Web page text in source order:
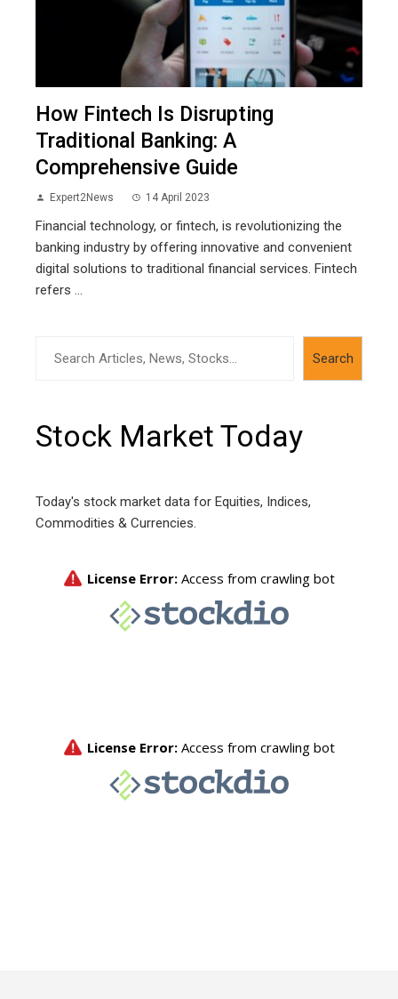
How Fintech Is Disrupting
Traditional Banking: A
Comprehensive Guide
Expert2News 14 April 2023
Financial technology, or fintech, is revolutionizing the
banking industry by offering innovative and convenient
digital solutions to traditional financial services. Fintech
refers ...
Search
Stock Market Today
Today's stock market data for Equities, Indices,
Commodities & Currencies.